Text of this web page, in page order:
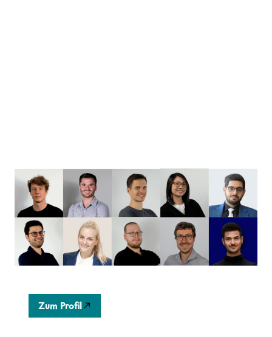
rectify
Wir haben ein Wearable entwickelt, um erstmalig
die genaue Körperhaltung im Alltag zu tracken, ein
smartes Feedback bei falscher Haltung zu geben
und ein Rückentraining basierend auf der täglichen
Zum Profil